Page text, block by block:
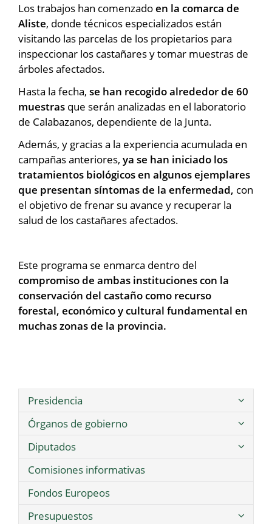
Los trabajos han comenzadoen la comarca de
Aliste, donde técnicos especializados están
visitando las parcelas de los propietarios para
inspeccionar los castañares y tomar muestras de
árboles afectados.
Hasta la fecha, se han recogido alrededor de 60
muestras que serán analizadas en el laboratorio
de Calabazanos, dependiente de la Junta.
Además, y gracias a la experiencia acumulada en
campañas anteriores, ya se han iniciado los
tratamientos biológicos en algunos ejemplares
que presentan síntomas de la enfermedad, con
el objetivo de frenar su avance y recuperar la
salud de los castañares afectados.
Este programa se enmarca dentro del
compromiso de ambas instituciones con la
conservación del castaño como recurso
forestal, económico y cultural fundamental en
muchas zonas de la provincia.
Presidencia
Órganos de gobierno
Diputados
Comisiones informativas
Fondos Europeos
Presupuestos